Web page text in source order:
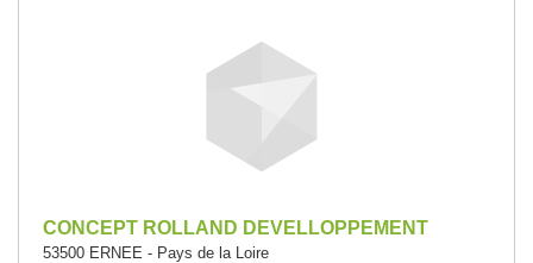
CONCEPT ROLLAND DEVELLOPPEMENT
53500 ERNEE - Pays de la Loire